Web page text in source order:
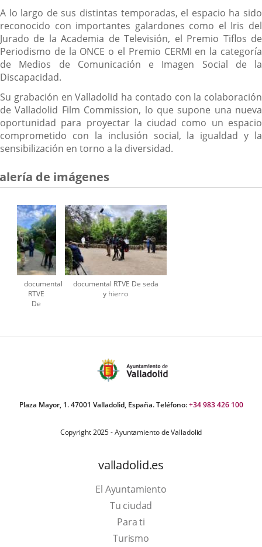
A lo largo de sus distintas temporadas, el espacio ha sido
reconocido con importantes galardones como el Iris del
Jurado de la Academia de Televisión, el Premio Tiflos de
Periodismo de la ONCE o el Premio CERMI en la categoría
de Medios de Comunicación e Imagen Social de la
Discapacidad.
Su grabación en Valladolid ha contado con la colaboración
de Valladolid Film Commission, lo que supone una nueva
oportunidad para proyectar la ciudad como un espacio
comprometido con la inclusión social, la igualdad y la
sensibilización en torno a la diversidad.
de imágenes
documental
RTVE
De
documental RTVE De seda
y hierro
Plaza Mayor, 1. 47001 Valladolid, España. Teléfono:+34 983 426 100
Copyright 2025 - Ayuntamiento de Valladolid
valladolid.es
El Ayuntamiento
Tu ciudad
Para ti
TurismoEste